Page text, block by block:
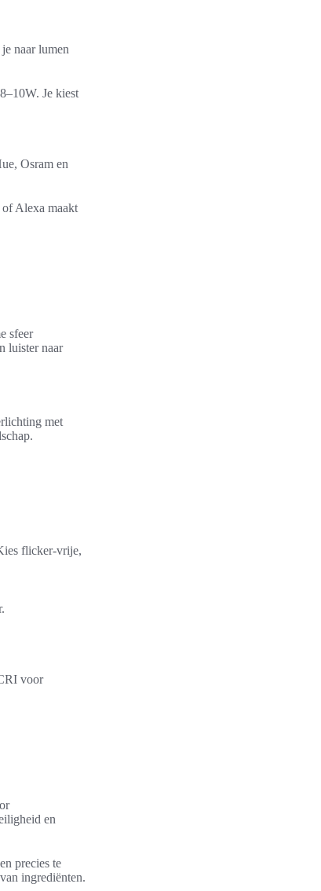
naar lumen
Je kiest
Osram en
of Alexa maakt
sfeer
luister naar
met
flicker-vrije,
voor
en
precies te
ingrediënten.